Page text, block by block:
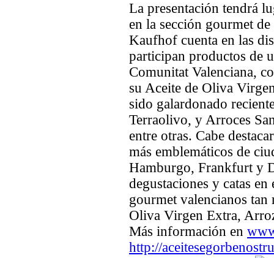
La presentación tendrá
en la sección gourmet
Kaufhof cuenta en las
participan productos de
Comunitat Valenciana,
su Aceite de Oliva
sido galardonado
Terraolivo, y Arroces
entre otras. Cabe
más emblemáticos de
Hamburgo, Frankfurt y
degustaciones y catas
gourmet valencianos tan
Oliva Virgen Extra,
Más información en
http://